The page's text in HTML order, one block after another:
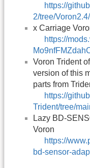
https://
2/tree/
x Carriage
https://
Voron Trident
version of this
parts from
https://
Trident/tree/
Lazy BD-
Voron
https://
bd-sensor-